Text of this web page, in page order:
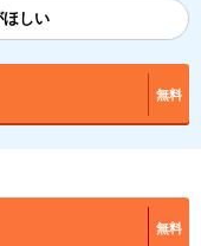
ほしい
無料
無料